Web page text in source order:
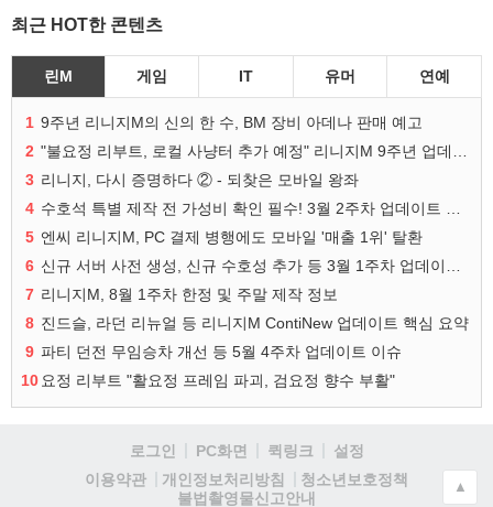
최근 HOT한 콘텐츠
린M 게임 IT 유머 연예
1 9주년 리니지M의 신의 한 수, BM 장비 아데나 판매 예고
2
3 리니지, 다시 증명하다 ② - 되찾은 모바일 왕좌
4
5 엔씨 리니지M, PC 결제 병행에도 모바일 '매출 1위' 탈환
6
7 리니지M, 8월 1주차 한정 및 주말 제작 정보
8 진드슬, 라던 리뉴얼 등 리니지M ContiNew 업데이트 핵심 요약
9 파티 던전 무임승차 개선 등 5월 4주차 업데이트 이슈
10 요정 리부트 "활요정 프레임 파괴, 검요정 향수 부활"
로그인 PC화면 퀵링크
설정
이용약관
개인정보처리방침
청소년보호정책
불법촬영물신고안내
▲